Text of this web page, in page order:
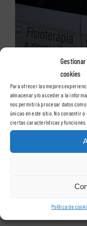
cookies
Para ofrecer las mejores
almacenar y/o acceder a la
nos permitirá procesar datos
únicas en este sitio. No consentir
ciertas características y funciones.
Política de